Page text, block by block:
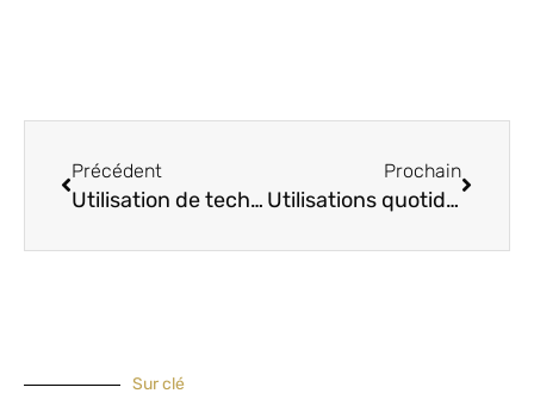
Précédent
Utilisation de technologies sans eau dans le processus de teinture
Prochain
Utilisations quotidiennes du tissu PVC (chlorure de polyvinyle)
Sur clé